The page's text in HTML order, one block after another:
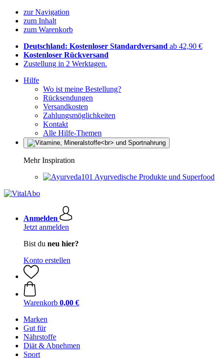
zur Navigation
zum Inhalt
zum Warenkorb
Deutschland: Kostenloser Standardversand ab 42,90 €
Kostenloser Rückversand
Zustellung in 2 Werktagen.
Hilfe
Wo ist meine Bestellung?
Rücksendungen
Versandkosten
Zahlungsmöglichkeiten
Kontakt
Alle Hilfe-Themen
Mehr Inspiration
Ayurvedische Produkte und Superfood
Anmelden
Jetzt anmelden
Bist du neu hier?
Konto erstellen
Warenkorb 0,00 €
Marken
Gut für
Nährstoffe
Diät & Abnehmen
Sport